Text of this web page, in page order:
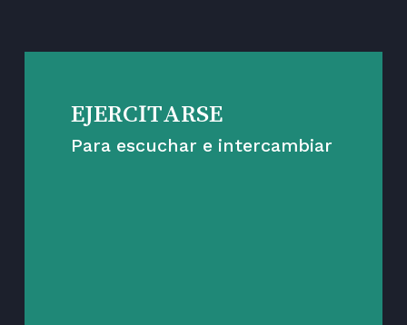
EJERCITARSE
Para escuchar e intercambiar